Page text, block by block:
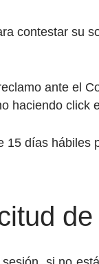
contestar su
ante el
haciendo click
días hábiles